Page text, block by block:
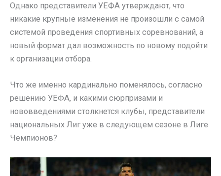
Однако представители УЕФА утверждают, что
никакие крупные изменения не произошли с самой
системой проведения спортивных соревнований, а
новый формат дал возможность по новому подойти
к организации отбора.
Что же именно кардинально поменялось, согласно
решению УЕФА, и какими сюрпризами и
нововведениями столкнется клубы, представители
национальных Лиг уже в следующем сезоне в Лиге
Чемпионов?